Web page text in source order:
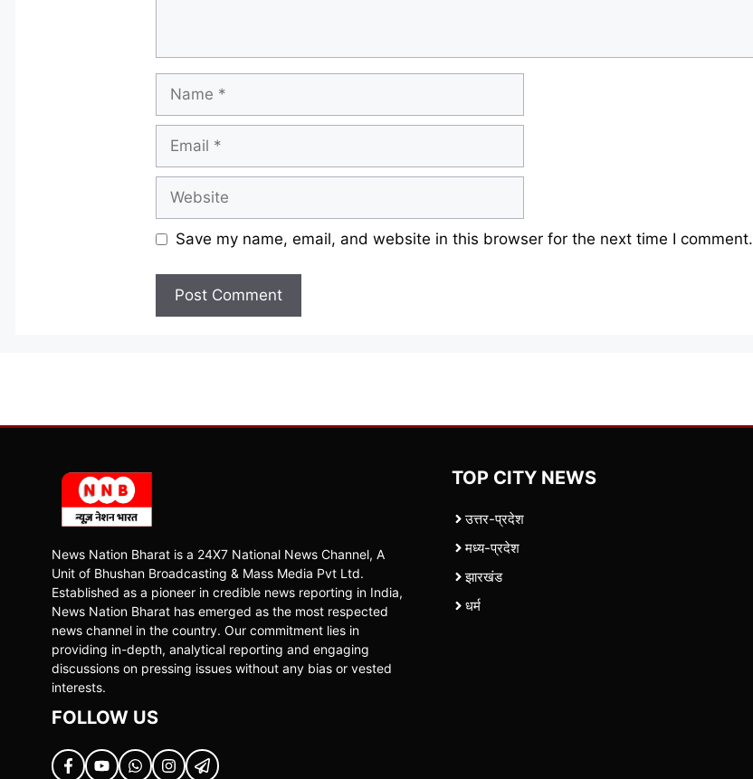
Name
Email
Website
Save my name, email, and website in this browser for the next time I comment.
News Nation Bharat is a 24X7 National News Channel, A
Unit of Bhushan Broadcasting & Mass Media Pvt Ltd.
Established as a pioneer in credible news reporting in India,
News Nation Bharat has emerged as the most respected
news channel in the country. Our commitment lies in
providing in-depth, analytical reporting and engaging
discussions on pressing issues without any bias or vested
interests.
FOLLOW US
TOP CITY NEWS
उत्तर-प्रदेश
मध्य-प्रदेश
झारखंड
धर्म